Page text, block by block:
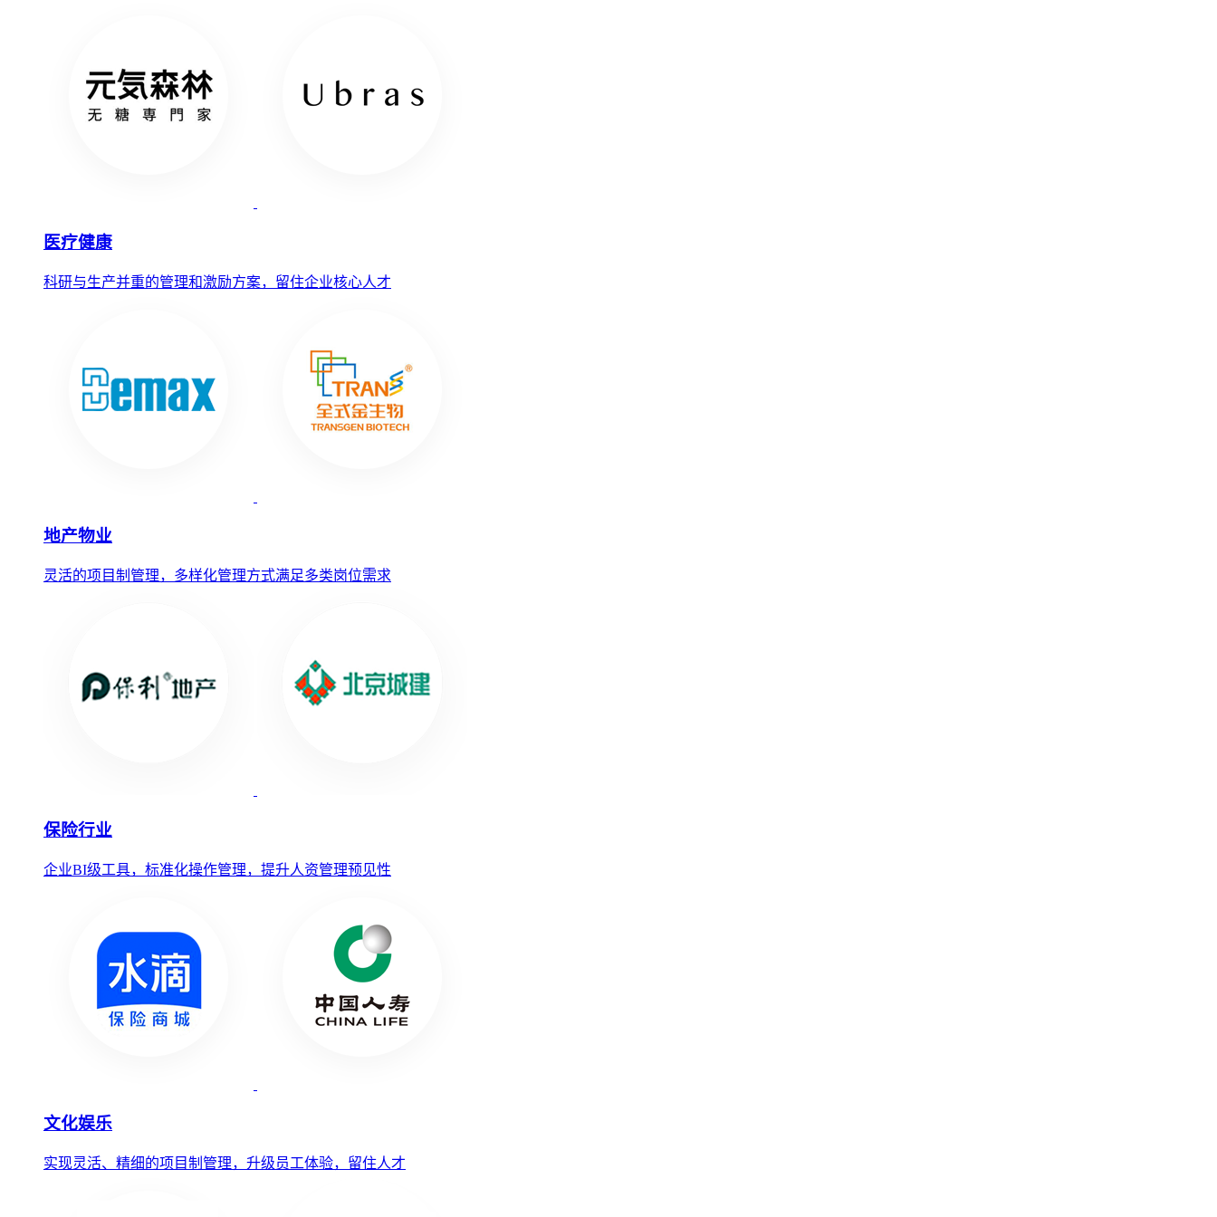
医疗健康
科研与生产并重的管理和激励方案，留住企业核心人才
地产物业
灵活的项目制管理，多样化管理方式满足多类岗位需求
保险行业
企业BI级工具，标准化操作管理，提升人资管理预见性
文化娱乐
实现灵活、精细的项目制管理，升级员工体验，留住人才